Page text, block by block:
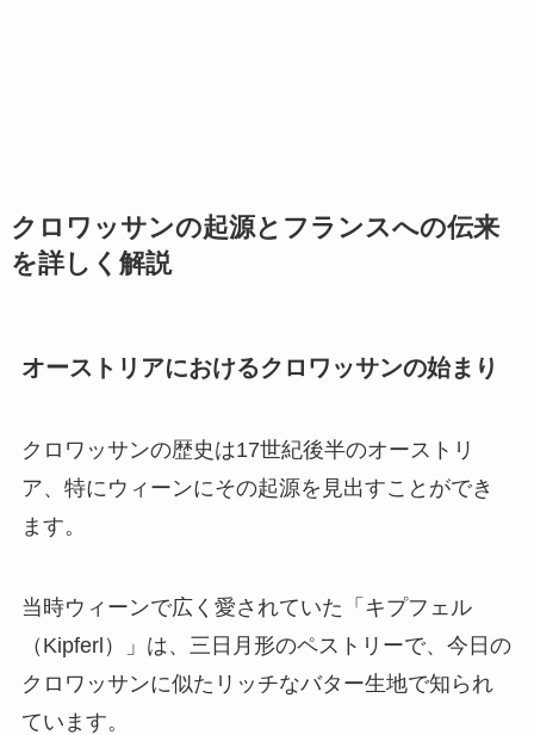
クロワッサンの起源とフランスへの伝来
を詳しく解説
オーストリアにおけるクロワッサンの始まり
クロワッサンの歴史は17世紀後半のオーストリ
ア、特にウィーンにその起源を見出すことができ
ます。
当時ウィーンで広く愛されていた「キプフェル
（Kipferl）」は、三日月形のペストリーで、今日の
クロワッサンに似たリッチなバター生地で知られ
ています。